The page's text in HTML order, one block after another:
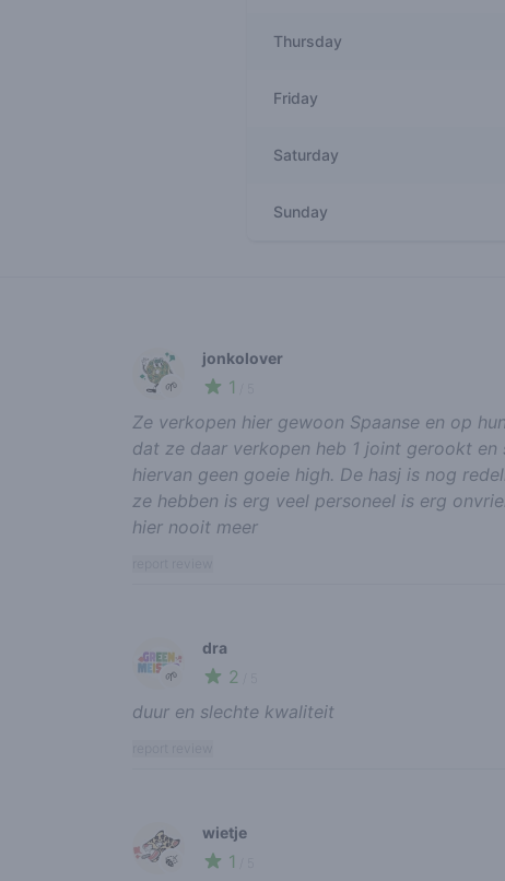
Thursday
Friday
Saturday
Sunday
🌱
jonkolover
1
Ze verkopen hier gewoon Spaanse en op
dat ze daar verkopen heb 1 joint gerookt
hiervan geen goeie high. De hasj is nog
ze hebben is erg veel personeel is erg
hier nooit meer
🌱
dra
2
duur en slechte kwaliteit
🍃
wietje
1